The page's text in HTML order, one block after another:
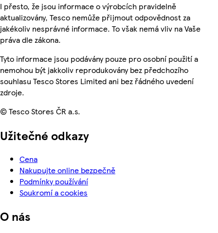
I přesto, že jsou informace o výrobcích pravidelně
aktualizovány, Tesco nemůže přijmout odpovědnost za
jakékoliv nesprávné informace. To však nemá vliv na Vaše
práva dle zákona.
Tyto informace jsou podávány pouze pro osobní použití a
nemohou být jakkoliv reprodukovány bez předchozího
souhlasu Tesco Stores Limited ani bez řádného uvedení
zdroje.
© Tesco Stores ČR a.s.
Užitečné odkazy
Cena
Nakupujte online bezpečně
Podmínky používání
Soukromí a cookies
O nás